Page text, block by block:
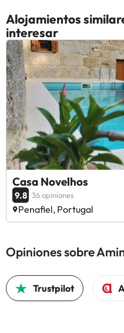
Alojamientos
interesar
Casa Novelhos
9.8 36 opiniones
Penafiel, Portugal
Opiniones sobre
Trustpilot